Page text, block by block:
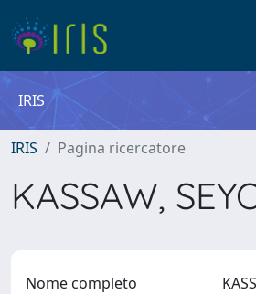
IRIS
IRIS Pagina ricercatore
KASSAW,
Nome completo